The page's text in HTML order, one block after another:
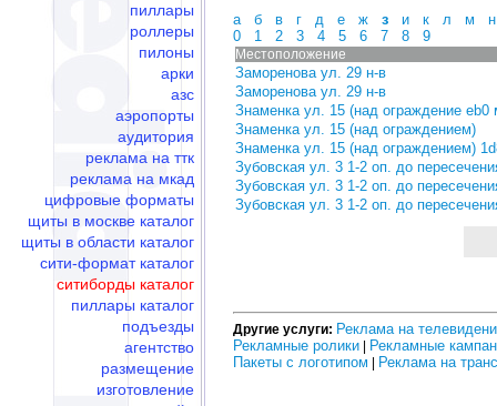
пиллары
роллеры
пилоны
арки
азс
аэропорты
аудитория
реклама на ттк
реклама на мкад
цифровые форматы
щиты в москве каталог
щиты в области каталог
сити-формат каталог
ситиборды каталог
пиллары каталог
подъезды
агентство
размещение
изготовление
а б в г д е ж з и к л м
н
0
1 2 3 4 5 6 7 8 9
Местоположение
Заморенова ул. 29 н-в
Заморенова ул. 29 н-в
Знаменка ул. 15 (над ограждение eb0
Знаменка ул. 15 (над ограждением)
Знаменка ул. 15 (над ограждением)
Зубовская ул. 3 1-2 оп. до
Зубовская ул. 3 1-2 оп. до
Зубовская ул. 3 1-2 оп. до
Другие услуги: Реклама на
Рекламные ролики
Рекламные
Пакеты с логотипом
Реклама на